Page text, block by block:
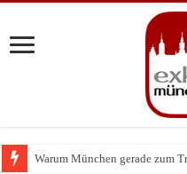
Warum München gerade zum
BMW Art Cars in München: